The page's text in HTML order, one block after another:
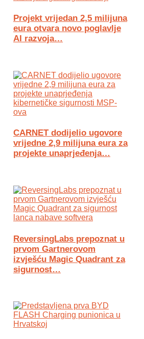
Projekt vrijedan 2,5 milijuna
eura otvara novo poglavlje
AI razvoja…
CARNET dodijelio ugovore
vrijedne 2,9 milijuna eura za
projekte unaprjeđenja…
ReversingLabs prepoznat u
prvom Gartnerovom
izvješću Magic Quadrant za
sigurnost…